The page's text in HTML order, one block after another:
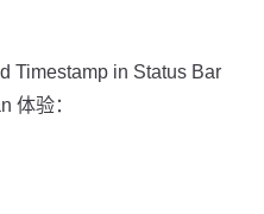
Timestamp in Status Bar
体验：